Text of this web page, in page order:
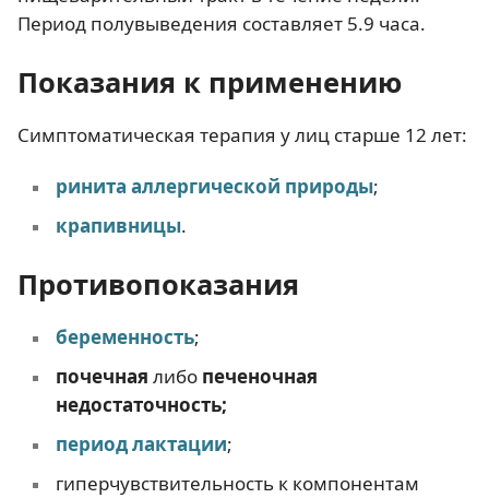
Период полувыведения составляет 5.9 часа.
Показания к применению
Симптоматическая терапия у лиц старше 12 лет:
ринита аллергической природы;
крапивницы.
Противопоказания
беременность;
почечная либо печеночная
недостаточность;
период лактации;
гиперчувствительность к компонентам